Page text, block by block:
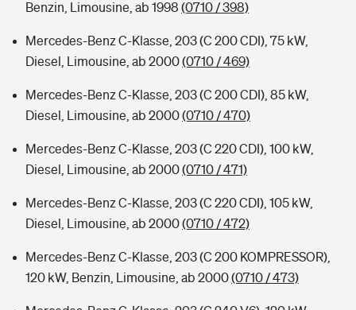
Benzin, Limousine, ab 1998 (0710 / 398)
Mercedes-Benz C-Klasse, 203 (C 200 CDI), 75 kW,
Diesel, Limousine, ab 2000(0710 / 469)
Mercedes-Benz C-Klasse, 203 (C 200 CDI), 85 kW,
Diesel, Limousine, ab 2000(0710 / 470)
Mercedes-Benz C-Klasse, 203 (C 220 CDI), 100 kW,
Diesel, Limousine, ab 2000(0710 / 471)
Mercedes-Benz C-Klasse, 203 (C 220 CDI), 105 kW,
Diesel, Limousine, ab 2000(0710 / 472)
Mercedes-Benz C-Klasse, 203 (C 200 KOMPRESSOR),
120 kW, Benzin, Limousine, ab 2000(0710 / 473)